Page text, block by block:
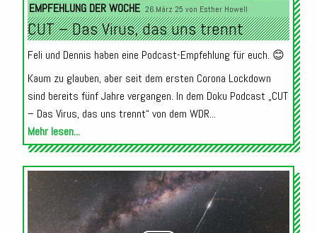
EMPFEHLUNG DER WOCHE 26.März 25 von Esther Howell
CUT – Das Virus, das uns trennt
Feli und Dennis haben eine Podcast-Empfehlung für euch. 😊
Kaum zu glauben, aber seit dem ersten Corona Lockdown
sind bereits fünf Jahre vergangen. In dem Doku Podcast „CUT
– Das Virus, das uns trennt“ von dem WDR...
Mehr lesen...
Audio-
Player